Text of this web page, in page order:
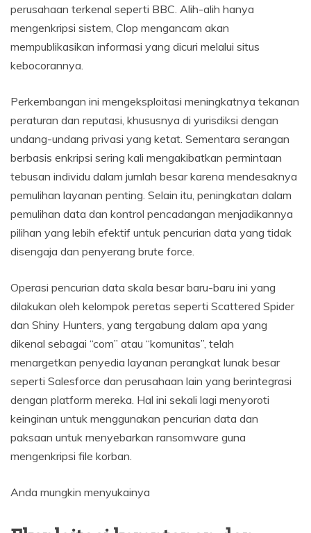
perusahaan terkenal seperti BBC. Alih-alih hanya
mengenkripsi sistem, Clop mengancam akan
mempublikasikan informasi yang dicuri melalui situs
kebocorannya.
Perkembangan ini mengeksploitasi meningkatnya tekanan
peraturan dan reputasi, khususnya di yurisdiksi dengan
undang-undang privasi yang ketat. Sementara serangan
berbasis enkripsi sering kali mengakibatkan permintaan
tebusan individu dalam jumlah besar karena mendesaknya
pemulihan layanan penting. Selain itu, peningkatan dalam
pemulihan data dan kontrol pencadangan menjadikannya
pilihan yang lebih efektif untuk pencurian data yang tidak
disengaja dan penyerang brute force.
Operasi pencurian data skala besar baru-baru ini yang
dilakukan oleh kelompok peretas seperti Scattered Spider
dan Shiny Hunters, yang tergabung dalam apa yang
dikenal sebagai “com” atau “komunitas”, telah
menargetkan penyedia layanan perangkat lunak besar
seperti Salesforce dan perusahaan lain yang berintegrasi
dengan platform mereka. Hal ini sekali lagi menyoroti
keinginan untuk menggunakan pencurian data dan
paksaan untuk menyebarkan ransomware guna
mengenkripsi file korban.
Anda mungkin menyukainya